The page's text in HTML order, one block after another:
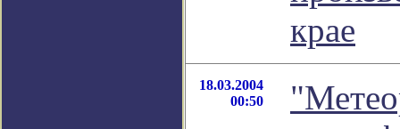
крае
18.03.2004
00:50